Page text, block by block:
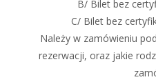
B/ Bilet bez
C/ Bilet bez
Należy w zamówieniu
rezerwacji, oraz jakie